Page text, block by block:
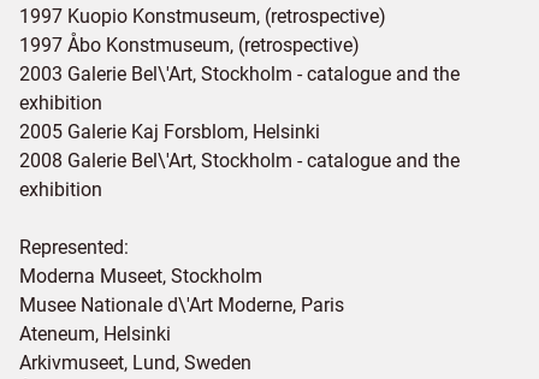
1997 Kuopio Konstmuseum, (retrospective)
1997 Åbo Konstmuseum, (retrospective)
2003 Galerie Bel\'Art, Stockholm - catalogue and the
exhibition
2005 Galerie Kaj Forsblom, Helsinki
2008 Galerie Bel\'Art, Stockholm - catalogue and the
exhibition
Represented:
Moderna Museet, Stockholm
Musee Nationale d\'Art Moderne, Paris
Ateneum, Helsinki
Arkivmuseet, Lund, Sweden